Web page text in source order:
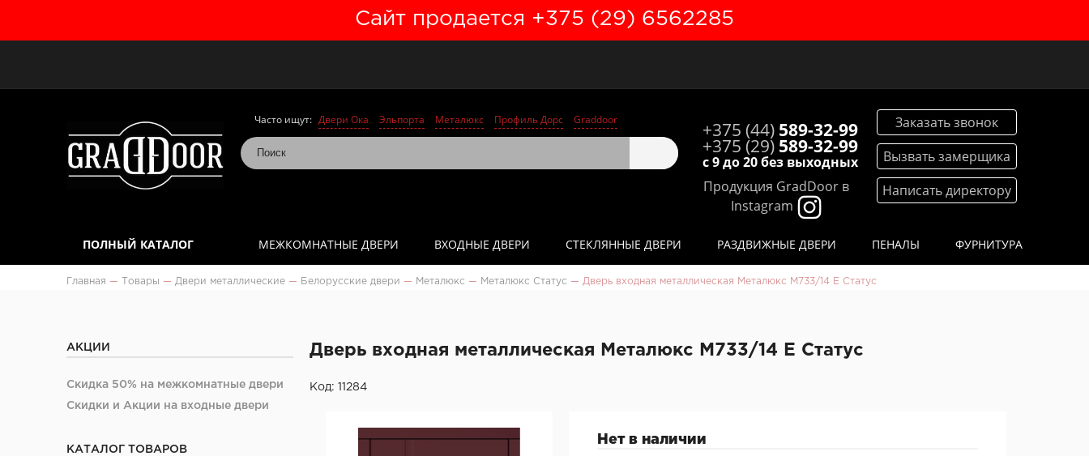
Сайт продается +375 (29) 6562285
Заказать звонок
Вызвать замерщика
Написать директору
+375 (44) 589-32-99
+375 (29) 589-32-99
с 9 до 20 без выходных
Продукция GradDoor в
Instagram
Часто ищут: Двери Ока Эльпорта Металюкс Профиль Дорс Graddoor
ПОЛНЫЙ КАТАЛОГ МЕЖКОМНАТНЫЕ ДВЕРИ ВХОДНЫЕ ДВЕРИ СТЕКЛЯННЫЕ ДВЕРИ РАЗДВИЖНЫЕ ДВЕРИ ПЕНАЛЫ ФУРНИТУРА
Главная — Товары — Двери металлические — Белорусские двери — Металюкс — Металюкс Статус — Дверь входная металлическая Металюкс М733/14 Е Статус
АКЦИИ
Скидка 50% на межкомнатные двери
Скидки и Акции на входные двери
КАТАЛОГ ТОВАРОВ
Дверь входная металлическая Металюкс М733/14 Е Статус
Код: 11284
Нет в наличии